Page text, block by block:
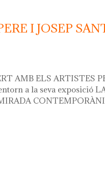
I JOSEP
AMB ELS ARTISTES
a la seva exposició
josep santilari entorn a